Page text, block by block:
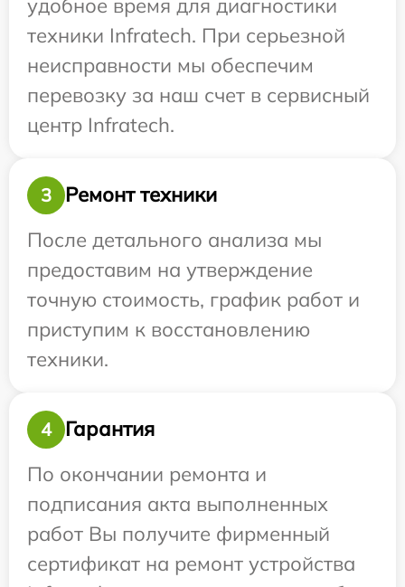
техники Infratech. При серьезной
неисправности мы обеспечим
перевозку за наш счет в сервисный
центр Infratech.
3
Ремонт техники
После детального анализа мы
предоставим на утверждение
точную стоимость, график работ и
приступим к восстановлению
техники.
4
Гарантия
По окончании ремонта и
подписания акта выполненных
работ Вы получите фирменный
сертификат на ремонт устройства